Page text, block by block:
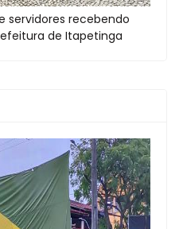
servidores recebendo
de Itapetinga